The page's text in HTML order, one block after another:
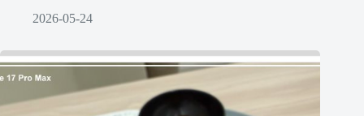
2026-05-24